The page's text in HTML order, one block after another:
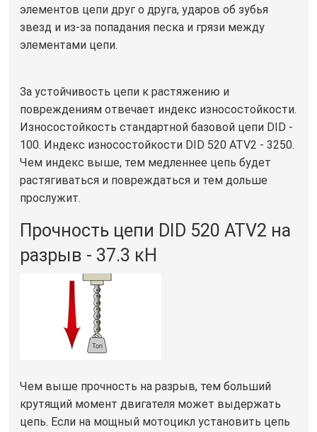
элементов цепи друг о друга, ударов об зубья
звезд и из-за попадания песка и грязи между
элементами цепи.
За устойчивость цепи к растяжению и
повреждениям отвечает индекс износостойкости.
Износостойкость стандартной базовой цепи DID -
100. Индекс износостойкости DID 520 ATV2 - 3250.
Чем индекс выше, тем медленнее цепь будет
растягиваться и повреждаться и тем дольше
прослужит.
Прочность цепи DID 520 ATV2 на
разрыв - 37.3 кН
Чем выше прочность на разрыв, тем больший
крутящий момент двигателя может выдержать
цепь. Если на мощный мотоцикл установить цепь